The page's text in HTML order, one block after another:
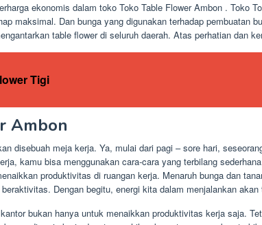
ekonomis dalam toko Toko Table Flower Ambon . Toko
maksimal. Dan bunga yang digunakan terhadap pembuatan
table flower di seluruh daerah. Atas perhatian dan
Tigi
Ambon
disebuah meja kerja. Ya, mulai dari pagi – sore hari,
kamu bisa menggunakan cara-cara yang terbilang
produktivitas di ruangan kerja. Menaruh bunga dan
Dengan begitu, energi kita dalam menjalankan
bukan hanya untuk menaikkan produktivitas kerja saja.